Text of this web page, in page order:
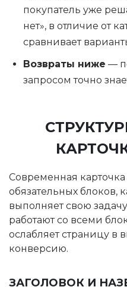
покупатель уже
нет», в отличие от
сравнивает
Возвраты ниже —
запросом точно
Современная карточка
обязательных блоков,
выполняет свою
работают со всеми
ослабляет страницу в
конверсию.
ЗАГОЛОВОК И